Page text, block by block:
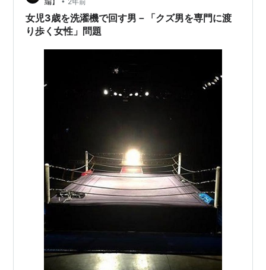
マ、旦那をパパ、私を〇〇ち…
女児3歳を洗濯機で回す男－「クズ男を専門に渡
り歩く女性」問題